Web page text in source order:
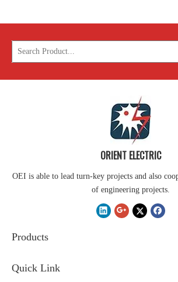
ORIENT ELECTRIC
OEI is able to lead turn-key projects and also
of engineering projects.
Products
Quick Link